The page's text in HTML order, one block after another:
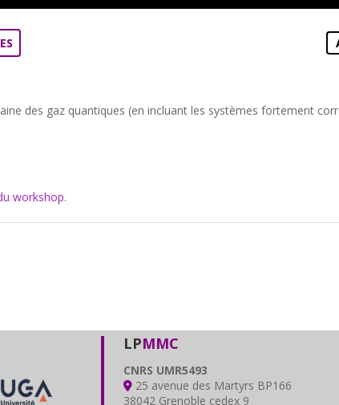
des gaz quantiques (en incluant les systèmes fortement
workshop.
LPMMC
CNRS UMR5493
25 avenue des Martyrs BP166
38042 Grenoble cedex 9